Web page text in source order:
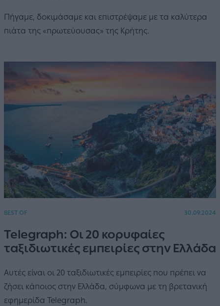
Πήγαμε, δοκιμάσαμε και επιστρέψαμε με τα καλύτερα
πιάτα της «πρωτεύουσας» της Κρήτης.
BEST OF 30.09.2024
Telegraph: Οι 20 κορυφαίες
ταξιδιωτικές εμπειρίες στην Ελλάδα
Αυτές είναι οι 20 ταξιδιωτικές εμπειρίες που πρέπει να
ζήσει κάποιος στην Ελλάδα, σύμφωνα με τη βρετανική
εφημερίδα Telegraph.